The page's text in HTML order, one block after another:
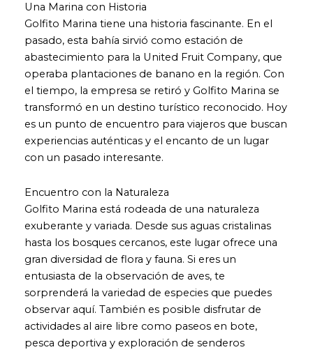
Una Marina con Historia
Golfito Marina tiene una historia fascinante. En el
pasado, esta bahía sirvió como estación de
abastecimiento para la United Fruit Company, que
operaba plantaciones de banano en la región. Con
el tiempo, la empresa se retiró y Golfito Marina se
transformó en un destino turístico reconocido. Hoy
es un punto de encuentro para viajeros que buscan
experiencias auténticas y el encanto de un lugar
con un pasado interesante.
Encuentro con la Naturaleza
Golfito Marina está rodeada de una naturaleza
exuberante y variada. Desde sus aguas cristalinas
hasta los bosques cercanos, este lugar ofrece una
gran diversidad de flora y fauna. Si eres un
entusiasta de la observación de aves, te
sorprenderá la variedad de especies que puedes
observar aquí. También es posible disfrutar de
actividades al aire libre como paseos en bote,
pesca deportiva y exploración de senderos